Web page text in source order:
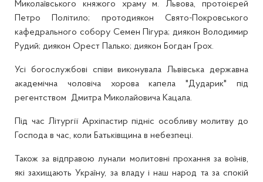
Миколаївського княжого храму м. Львова, протоієрей
Петро Політило; протодиякон Свято-Покровського
кафедрального собору Семен Пігура; диякон Володимир
Рудий; диякон Орест Палько; диякон Богдан Грох.
Усі богослужбові співи виконувала Львівська державна
академічна чоловіча хорова капела "Дударик" під
регентством Дмитра Миколайовича Кацала.
Під час Літургії Архіпастир підніс особливу молитву до
Господа в час, коли Батьківщина в небезпеці.
Також за відправою лунали молитовні прохання за воїнів,
які захищають Україну, за владу і наш народ та за спокій